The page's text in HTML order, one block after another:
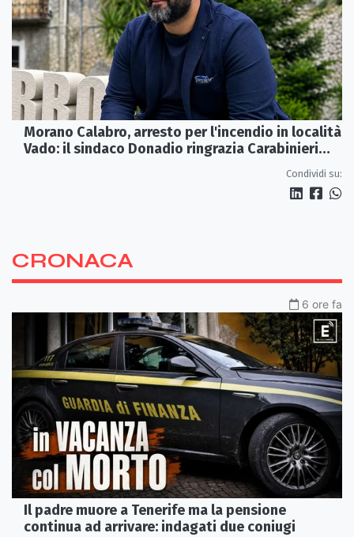
Morano Calabro, arresto per l'incendio in località
Vado: il sindaco Donadio ringrazia Carabinieri
Condividi su:
CRONACA
6 ore fa
Il padre muore a Tenerife ma la pensione
continua ad arrivare: indagati due coniugi